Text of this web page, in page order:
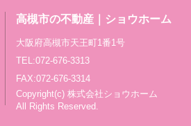
高槻市の不動産｜ショウホーム
大阪府高槻市天王町1番1号
TEL:072-676-3313
FAX:072-676-3314
Copyright(c) 株式会社ショウホーム
All Rights Reserved.